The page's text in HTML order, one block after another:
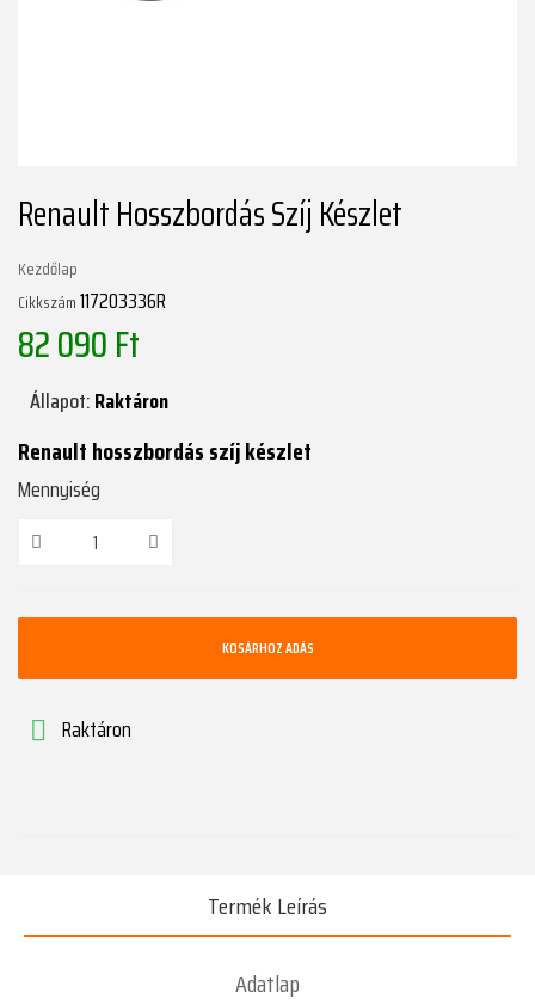
Renault Hosszbordás Szíj Készlet
Kezdőlap
Cikkszám117203336R
82 090 Ft
Állapot:Raktáron
Renault hosszbordás szíj készlet
Mennyiség
KOSÁRHOZ ADÁS
 Raktáron
Termék Leírás
Adatlap